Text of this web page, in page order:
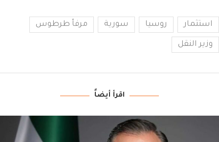
استثمار روسيا سورية مرفأ طرطوس
وزير النقل
اقرأ أيضاً